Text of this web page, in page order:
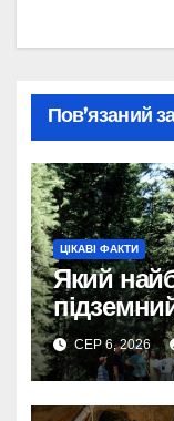
Пов’язаний
ЦІКАВІ ФАКТИ
Який
СЕР 6, 2026